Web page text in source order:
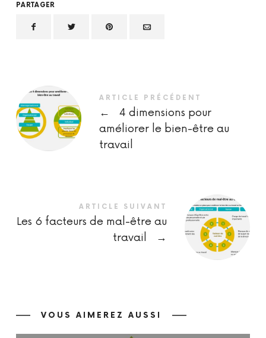
PARTAGER
ARTICLE PRÉCÉDENT
←
4 dimensions pour
améliorer le bien-être au
travail
ARTICLE SUIVANT
Les 6 facteurs de mal-être au
travail
→
VOUS AIMEREZ AUSSI